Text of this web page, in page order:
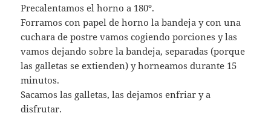
Precalentamos el horno a 180º.
Forramos con papel de horno la bandeja y con una
cuchara de postre vamos cogiendo porciones y las
vamos dejando sobre la bandeja, separadas (porque
las galletas se extienden) y horneamos durante 15
minutos.
Sacamos las galletas, las dejamos enfriar y a
disfrutar.